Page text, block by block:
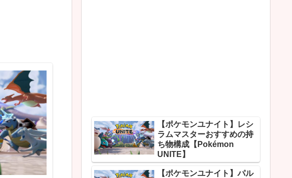
【ポケモンユナイト】レシ
ラムマスターおすすめの持
ち物構成【Pokémon
UNITE】
【ポケモンユナイト】パル